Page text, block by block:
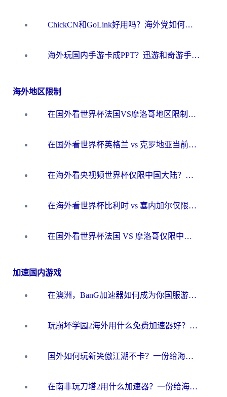
ChickCN和GoLink好用吗？海外党如何选对回国加速器
海外玩国内手游卡成PPT？迅游和奇游手游哪个好？一篇讲透回国加速器怎么选
海外地区限制
在国外看世界杯法国VS摩洛哥地区限制？这篇指南让你流畅看中文解说无压力
在国外看世界杯英格兰 vs 克罗地亚当前地区不可播放？这篇指南帮你搞定所有海外观赛难题
在海外看央视频世界杯仅限中国大陆？这篇指南帮你解锁中文解说+无卡顿直播
在海外看世界杯比利时 vs 塞内加尔仅限中国大陆？我找到了最流畅的中文解说之路
在国外看世界杯法国 VS 摩洛哥仅限中国大陆？海外党这样看中文解说赛事不卡顿
加速国内游戏
在澳洲，BanG加速器如何成为你国服游戏的“时光机”？
玩崩坏学园2海外用什么免费加速器好？2026海外党亲测国服游戏加速指南
国外如何玩新笑傲江湖不卡？一份给海外游子的终极网络指南
在南非玩刀塔2用什么加速器？一份给海外游子的终极生存指南